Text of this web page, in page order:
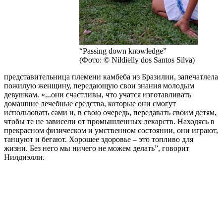
“Passing down knowledge”
(Фото: © Nildielly dos Santos Silva)
представительница племени камбеба из Бразилии, запечатлела
пожилую женщину, передающую свои знания молодым
девушкам. «...они счастливы, что учатся изготавливать
домашние лечебные средства, которые они смогут
использовать сами и, в свою очередь, передавать своим детям,
чтобы те не зависели от промышленных лекарств. Находясь в
прекрасном физическом и умственном состоянии, они играют,
танцуют и бегают. Хорошее здоровье – это топливо для
жизни. Без него мы ничего не можем делать”, говорит
Нилдиэлли.